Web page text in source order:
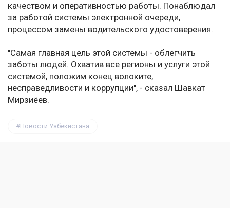
качеством и оперативностью работы. Понаблюдал
за работой системы электронной очереди,
процессом замены водительского удостоверения.
"Самая главная цель этой системы - облегчить
заботы людей. Охватив все регионы и услуги этой
системой, положим конец волоките,
несправедливости и коррупции", - сказал Шавкат
Мирзиёев.
Новости Узбекистана